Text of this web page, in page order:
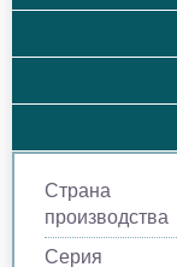
Страна
производства
Серия